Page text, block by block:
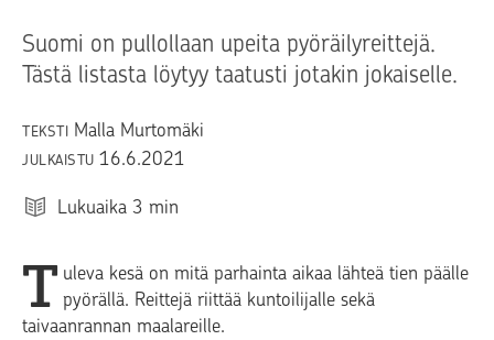
Suomi on pullollaan upeita pyöräilyreittejä.
Tästä listasta löytyy taatusti jotakin jokaiselle.
TEKSTI Malla Murtomäki
JULKAISTU 16.6.2021
Lukuaika 3 min
T uleva kesä on mitä parhainta aikaa lähteä tien päälle
pyörällä. Reittejä riittää kuntoilijalle sekä
taivaanrannan maalareille.